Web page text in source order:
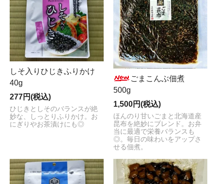
しそ入りひじきふりかけ
40g
277円(税込)
ひじきとしそのバランスが絶
妙な、しっとりふりかけ。お
にぎりやお茶漬けにも◎
ごまこんぶ佃煮
500g
1,500円(税込)
ほんのり甘いごまと北海道産
昆布を絶妙にブレンド。お弁
当に最適で栄養バランスも
◎。毎日の味わいをアップさ
せる佃煮。